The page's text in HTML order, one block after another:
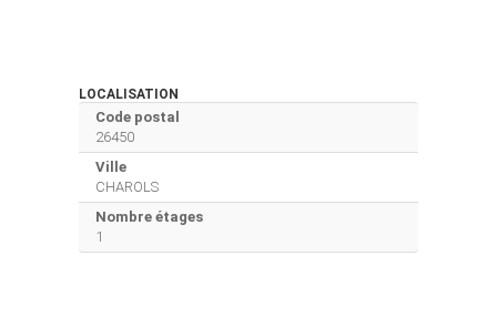
LOCALISATION
Code postal
26450
Ville
CHAROLS
Nombre étages
1